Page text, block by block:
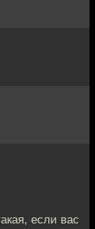
если вас